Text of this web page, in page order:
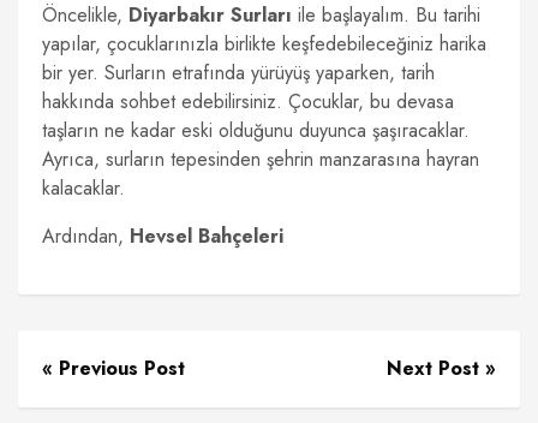
Öncelikle, Diyarbakır Surları ile başlayalım. Bu tarihi
yapılar, çocuklarınızla birlikte keşfedebileceğiniz harika
bir yer. Surların etrafında yürüyüş yaparken, tarih
hakkında sohbet edebilirsiniz. Çocuklar, bu devasa
taşların ne kadar eski olduğunu duyunca şaşıracaklar.
Ayrıca, surların tepesinden şehrin manzarasına hayran
kalacaklar.
Ardından, Hevsel Bahçeleri
« Previous Post Next Post »